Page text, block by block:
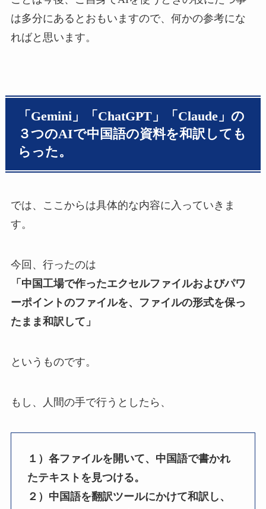
は多分にあるとおもいますので、何かの参考にな
ればと思います。
「Gemini」「ChatGPT」「Claude」の
３つのAIで中国語の資料を和訳しても
らった。
では、ここからは具体的な内容に入っていきま
す。
今回、行ったのは
「中国工場で作ったエクセルファイルおよびパワ
ーポイントのファイルを、ファイルの形式を保っ
たまま和訳して」
というものです。
もし、人間の手で行うとしたら、
１）各ファイルを開いて、中国語で書かれ
たテキストを見つける。
２）中国語を翻訳ツールにかけて和訳し、